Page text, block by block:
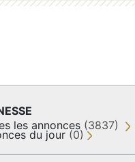
les annonces (3837)
du jour (0)